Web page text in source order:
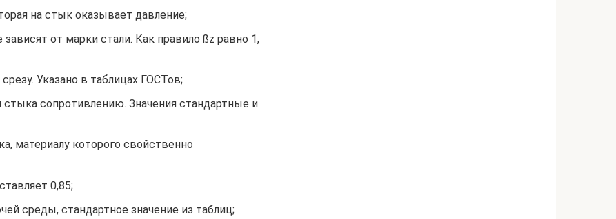
на стык оказывает давление;
от марки стали. Как правило ßz равно 1,
Указано в таблицах ГОСТов;
сопротивлению. Значения стандартные и
материалу которого свойственно
0,85;
среды, стандартное значение из таблиц;